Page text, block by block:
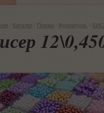
Каталог Пряжа Фурнитура